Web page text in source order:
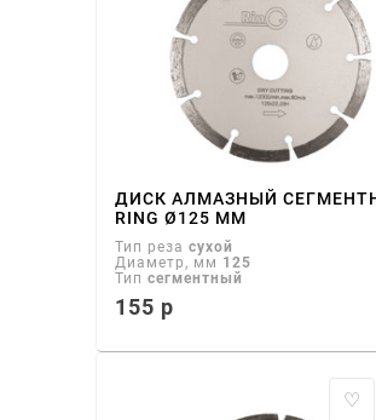
ДИСК АЛМАЗНЫЙ
RING Ø125 ММ
Тип реза сухой
Диаметр, мм 125
Тип сегментный
155 р
♡